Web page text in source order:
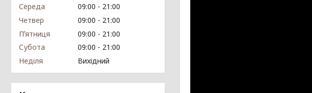
Середа
09:00
21:00
Четвер
09:00
21:00
Пʼятниця
09:00
21:00
Субота
09:00
21:00
Неділя
Вихідний